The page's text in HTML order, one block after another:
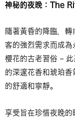
神秘的夜晚： The
隨著黃昏的降臨，
客的強烈需求而成
櫻花的古老習俗 –
的深邃花香和琥珀
的舒適和寧靜。
享受旨在珍惜夜晚的